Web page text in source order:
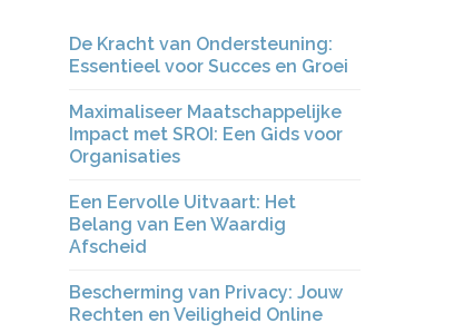
De Kracht van Ondersteuning:
Essentieel voor Succes en Groei
Maximaliseer Maatschappelijke
Impact met SROI: Een Gids voor
Organisaties
Een Eervolle Uitvaart: Het
Belang van Een Waardig
Afscheid
Bescherming van Privacy: Jouw
Rechten en Veiligheid Online